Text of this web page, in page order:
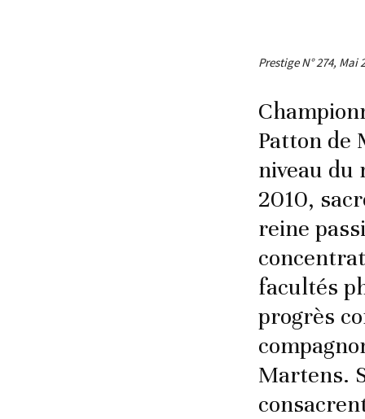
Prestige N° 274, Mai
Patton de
niveau du
2010,
reine
facultés
progrès
Martens.